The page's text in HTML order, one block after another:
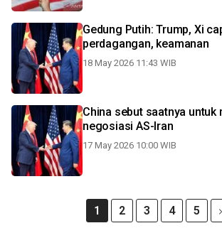
Gedung Putih: Trump, Xi
perdagangan, keamanan
18 May 2026 11:43 WIB
China sebut saatnya untuk
negosiasi AS-Iran
17 May 2026 10:00 WIB
1 2 3 4 5